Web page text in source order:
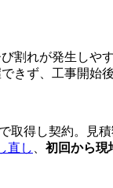
割れが発生しやす
きず、工事開始
得し契約。見
直し 初回から現